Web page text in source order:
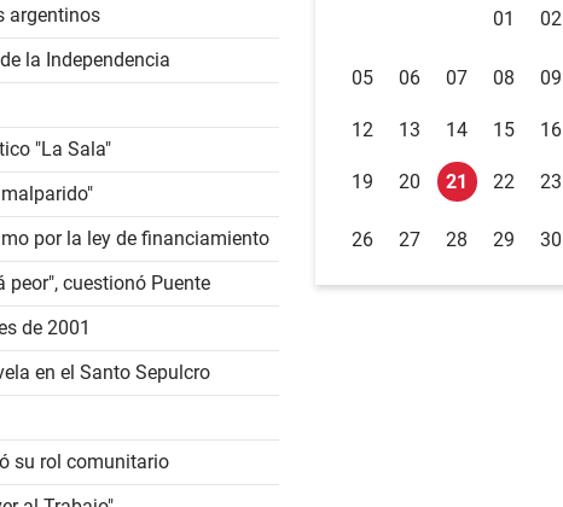
argentinos
la Independencia
"La Sala"
por la ley de financiamiento
cuestionó Puente
de 2001
en el Santo Sepulcro
su rol comunitario
01 02
05 06 07 08 09
12 13 14 15 16
19 20 21 22 23
26 27 28 29 30